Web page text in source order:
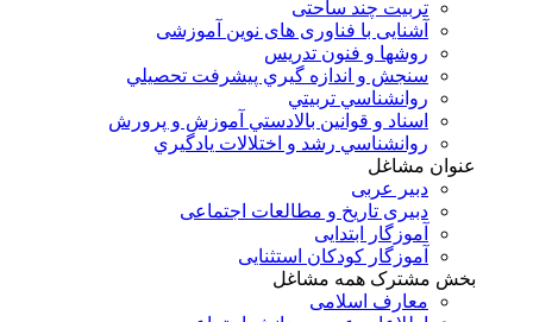
تربیت چند ساحتی
آشنایی با فناوری های نوین آموزشی
روشها و فنون تدريس
سنجش و اندازه گيري پيشرفت تحصيلي
روانشناسي تربيتي
اسناد و قوانين بالادستي آموزش و پرورش
روانشناسي رشد و اختلالات يادگيري
عنوان مشاغل
دبير عربی
دبیری تاریخ و مطالعات اجتماعی
آموزگار ابتدایی
آموزگار کودکان استثنایی
بخش مشترک همه مشاغل
معارف اسلامی